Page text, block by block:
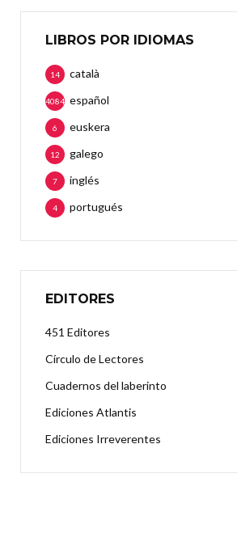
LIBROS POR IDIOMAS
català
14
español
4084
euskera
6
galego
12
inglés
7
portugués
4
EDITORES
451 Editores
Círculo de Lectores
Cuadernos del laberinto
Ediciones Atlantis
Ediciones Irreverentes